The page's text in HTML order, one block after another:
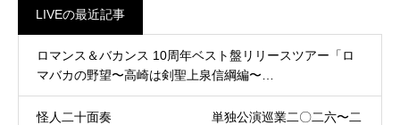
LIVEの最近記事
ロマンス＆バカンス 10周年ベスト盤リリースツアー「ロ
マバカの野望〜高崎は剣聖上泉信綱編〜…
怪人二十面奏 単独公演巡業二〇二六〜二